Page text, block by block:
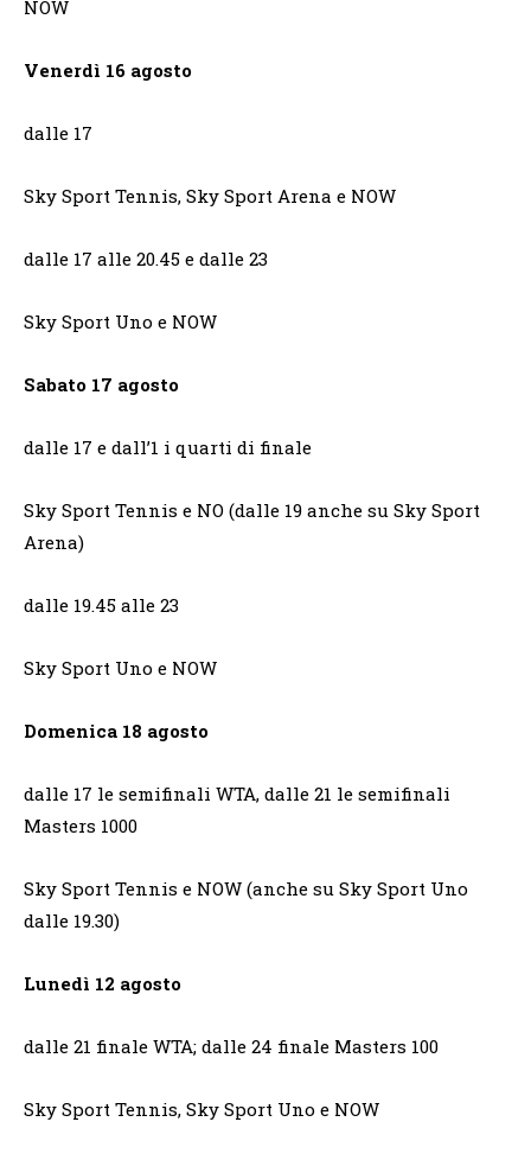
NOW
Venerdì 16 agosto
dalle 17
Sky Sport Tennis, Sky Sport Arena e NOW
dalle 17 alle 20.45 e dalle 23
Sky Sport Uno e NOW
Sabato 17 agosto
dalle 17 e dall’1 i quarti di finale
Sky Sport Tennis e NO (dalle 19 anche su Sky Sport
Arena)
dalle 19.45 alle 23
Sky Sport Uno e NOW
Domenica 18 agosto
dalle 17 le semifinali WTA, dalle 21 le semifinali
Masters 1000
Sky Sport Tennis e NOW (anche su Sky Sport Uno
dalle 19.30)
Lunedì 12 agosto
dalle 21 finale WTA; dalle 24 finale Masters 100
Sky Sport Tennis, Sky Sport Uno e NOW